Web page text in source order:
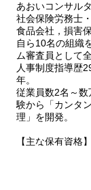
6 小学生でも評
7 評価項目が
8 全員が最高評
い）
9 多面評価や
10 人材（被評価
プが容易
11 Zoom活用
12 世界でたっ
13 人材ごとに
あおいコンサル
社会保険労務士
食品会社，損害
自ら10名の組織
ム審査員として
人事制度指導歴
年。
従業員数2名～
験から「カンタ
理」を開発。
【主な保有資格】